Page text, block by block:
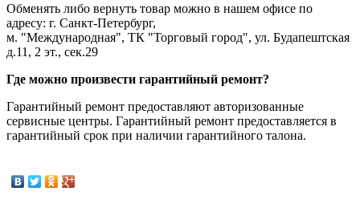
Обменять либо вернуть товар можно в нашем офисе по
адресу: г. Санкт-Петербург,
м. "Международная", ТК "Торговый город", ул. Будапештская
д.11, 2 эт., сек.29
Где можно произвести гарантийный ремонт?
Гарантийный ремонт предоставляют авторизованные
сервисные центры. Гарантийный ремонт предоставляется в
гарантийный срок при наличии гарантийного талона.